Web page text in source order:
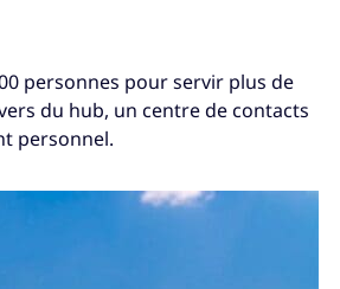
personnes pour servir plus de
du hub, un centre de contacts
personnel.